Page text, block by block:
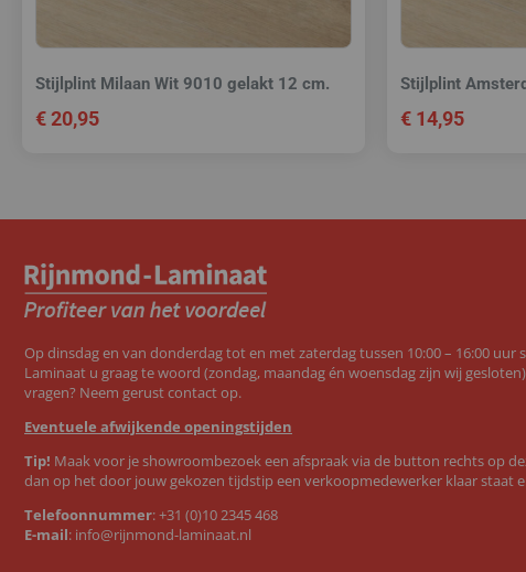
Stijlplint Milaan Wit 9010 gelakt 12 cm.
€20,95
Stijlplint
€ 14,95
Op dinsdag en van donderdag tot en met zaterdag tussen 10:00 – 16:00
Laminaat u graag te woord (zondag, maandag én woensdag zijn wij
vragen? Neem gerust contact op.
Eventuele afwijkende openingstijden
Tip! Maak voor je showroombezoek een afspraak via de button rechts op
dan op het door jouw gekozen tijdstip een verkoopmedewerker klaar staat
Telefoonnummer:+31 (0)10 2345 468
E-mail: info@rijnmond-laminaat.nl